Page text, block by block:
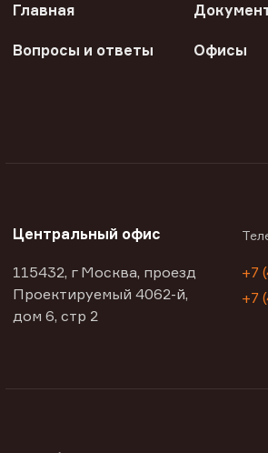
Главная
Вопросы и ответы Офисы
Центральный офис
115432, г Москва, проезд
Проектируемый 4062-й,
дом 6, стр 2
+7
+7